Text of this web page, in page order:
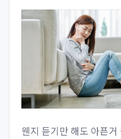
웬지 듣기만 해도 아픈